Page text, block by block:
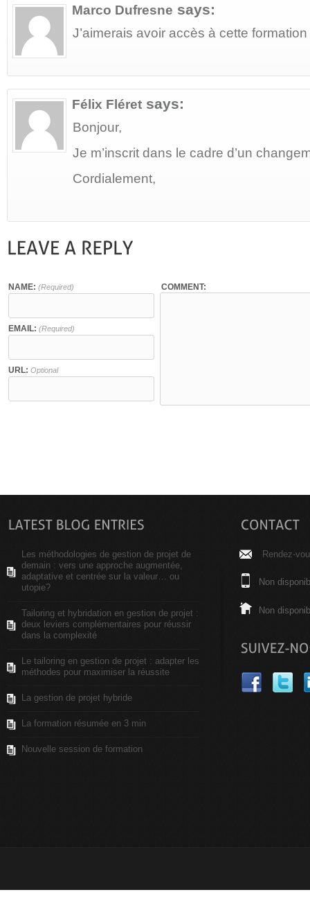
Marco Dufresne says:
J’aimerais avoir accès à cette formation
Félix Fléret says:
Bonjour,
Je m’inscrit dans le cadre d’un
Cordialement,
NAME: (Required)
EMAIL: (Required)
URL: Optional
COMMENT:
Les méthodologies de gestion de projet de
demain : vers une approche augmentée,
adaptative et centrée sur la valeur… ou
utopie?
Tailoring et hybridation en gestion de projet :
deux leviers complémentaires pour réussir
dans la complexité
Le tailoring en gestion de projet : adapter les
méthodes pour maximiser la réussite
La gestion de projet hybride
La formation résumée en 3 min
Nouvelle session de formation
Rendez-
Non
Non